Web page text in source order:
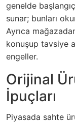
genelde
sunar; bunları
Ayrıca
konuşup tavsiye
engeller.
Orijinal
İpuçları
Piyasada sahte